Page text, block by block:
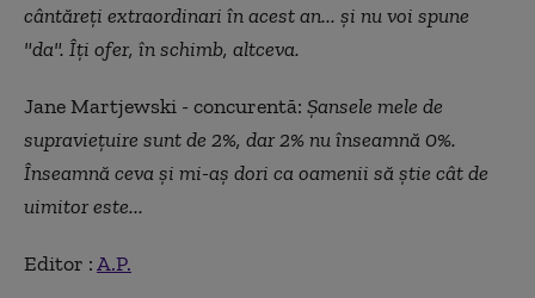
cântăreți extraordinari în acest an... și nu voi spune
"da". Îți ofer, în schimb, altceva.
Jane Martjewski - concurentă: Șansele mele de
supraviețuire sunt de 2%, dar 2% nu înseamnă 0%.
Înseamnă ceva și mi-aș dori ca oamenii să știe cât de
uimitor este...
Editor :A.P.